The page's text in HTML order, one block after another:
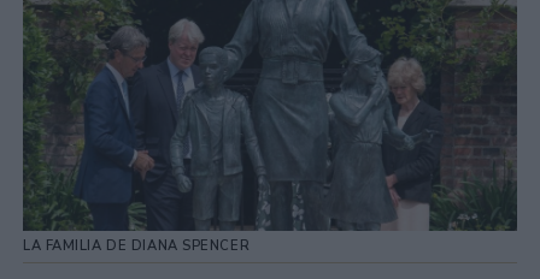
LA FAMILIA DE DIANA SPENCER